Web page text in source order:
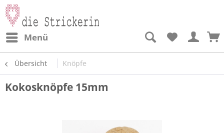
Menü
Übersicht Knöpfe
Kokosknöpfe 15mm